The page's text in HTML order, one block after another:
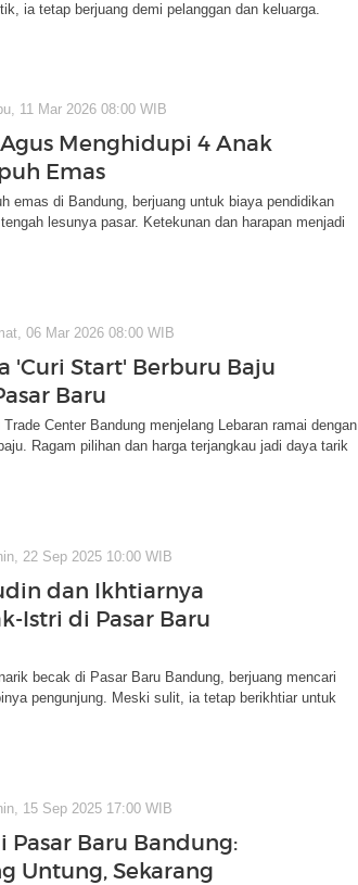
ia tetap berjuang demi pelanggan dan keluarga.
11 Mar 2026 08:00 WIB
Menghidupi 4 Anak
Emas
emas di Bandung, berjuang untuk biaya pendidikan
lesunya pasar. Ketekunan dan harapan menjadi
06 Mar 2026 08:00 WIB
'Curi Start' Berburu Baju
Baru
Center Bandung menjelang Lebaran ramai dengan
Ragam pilihan dan harga terjangkau jadi daya tarik
22 Sep 2025 10:00 WIB
dan Ikhtiarnya
Istri di Pasar Baru
becak di Pasar Baru Bandung, berjuang mencari
pengunjung. Meski sulit, ia tetap berikhtiar untuk
15 Sep 2025 17:00 WIB
Pasar Baru Bandung:
Untung, Sekarang